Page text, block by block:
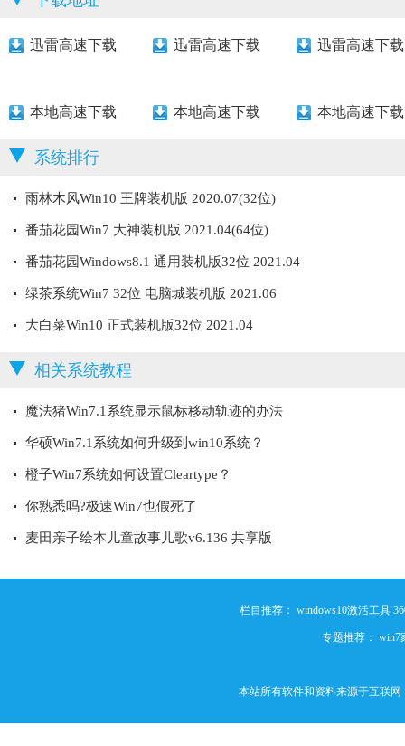
迅雷高速下载 迅雷高速下载 迅雷高速下载
本地高速下载 本地高速下载 本地高速下载
系统排行
雨林木风Win10 王牌装机版 2020.07(32位)
番茄花园Win7 大神装机版 2021.04(64位)
番茄花园Windows8.1 通用装机版32位 2021.04
绿茶系统Win7 32位 电脑城装机版 2021.06
大白菜Win10 正式装机版32位 2021.04
相关系统教程
魔法猪Win7.1系统显示鼠标移动轨迹的办法
华硕Win7.1系统如何升级到win10系统？
橙子Win7系统如何设置Cleartype？
你熟悉吗?极速Win7也假死了
麦田亲子绘本儿童故事儿歌v6.136 共享版
栏目推荐： windows10激活工具
专题推荐： win7
本站所有软件和资料来源于互联